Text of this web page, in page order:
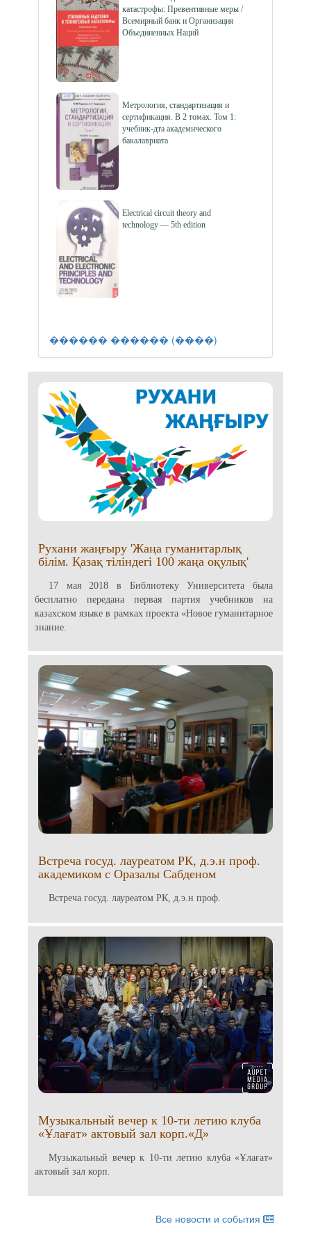
катастрофы: Превентивные меры /
Всемирный банк и Организация
Объединенных Наций
Метрология, стандартизация и
сертификация. В 2 томах. Том 1:
учебник-дта академического
бакалавриата
Electrical circuit theory and
technology — 5th edition
������ ������ (����)
Рухани жаңғыру 'Жаңа гуманитарлық
білім. Қазақ тіліндегі 100 жаңа оқулық'
17 мая 2018 в Библиотеку Университета была
бесплатно передана первая партия учебников на
казахском языке в рамках проекта «Новое гуманитарное
знание.
Встреча госуд. лауреатом РК, д.э.н проф.
академиком с Оразалы Сабденом
Встреча госуд. лауреатом РК, д.э.н проф.
Музыкальный вечер к 10-ти летию клуба
«Ұлағат» актовый зал корп.«Д»
Музыкальный вечер к 10-ти летию клуба «Ұлағат»
актовый зал корп.
Все новости и события